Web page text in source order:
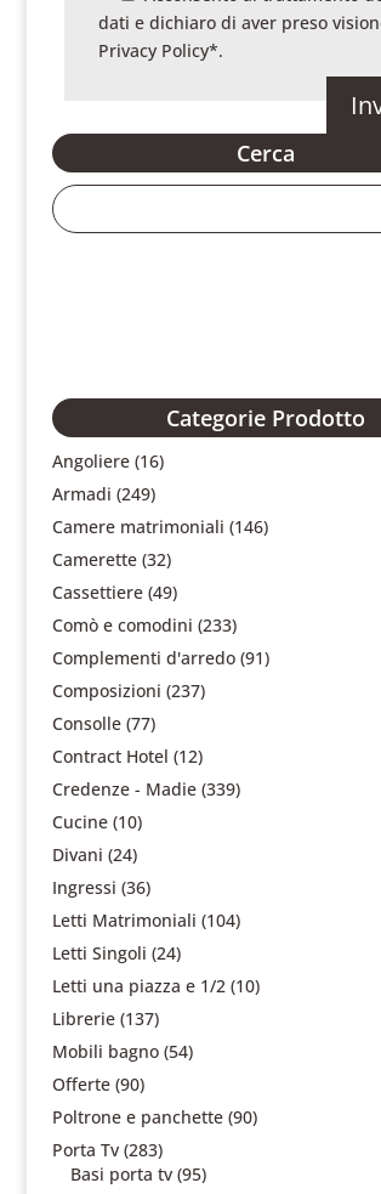
dati e dichiaro di aver preso
Privacy Policy*.
Cerca
Categorie Prodotto
Angoliere (16)
Armadi (249)
Camere matrimoniali (146)
Camerette (32)
Cassettiere (49)
Comò e comodini (233)
Complementi d'arredo (91)
Composizioni (237)
Consolle (77)
Contract Hotel (12)
Credenze - Madie (339)
Cucine (10)
Divani (24)
Ingressi (36)
Letti Matrimoniali (104)
Letti Singoli (24)
Letti una piazza e 1/2 (10)
Librerie (137)
Mobili bagno (54)
Offerte (90)
Poltrone e panchette (90)
Porta Tv (283)
Basi porta tv (95)